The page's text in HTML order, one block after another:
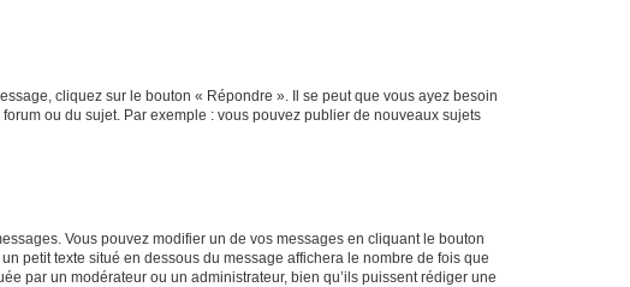
cliquez sur le bouton « Répondre ». Il se peut que vous ayez besoin
ou du sujet. Par exemple : vous pouvez publier de nouveaux sujets
Vous pouvez modifier un de vos messages en cliquant le bouton
petit texte situé en dessous du message affichera le nombre de fois que
par un modérateur ou un administrateur, bien qu’ils puissent rédiger une